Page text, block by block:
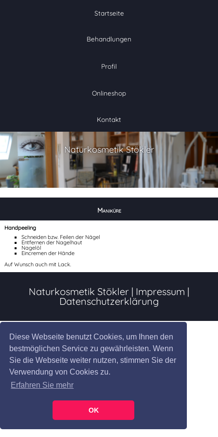
Diese Webseite benutzt Cookies, um Ihnen den
bestmöglichen Service zu gewährleisten. Wenn
Sie die Webseite weiter nutzen, stimmen Sie der
Verwendung von Cookies zu.
Erfahren Sie mehr
OK
Startseite
Behandlungen
Profil
Onlineshop
Kontakt
Naturkosmetik Stökler
Maniküre
Handpeeling
Schneiden bzw. Feilen der Nägel
Entfernen der Nagelhaut
Nagelöl
Eincremen der Hände
Auf Wunsch auch mit Lack.
Naturkosmetik Stökler | Impressum |
Datenschutzerklärung